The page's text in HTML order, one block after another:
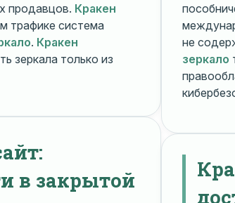
продавцов. Кракен
трафике система
. Кракен
зеркала только из
в закрытой
не
зеркало